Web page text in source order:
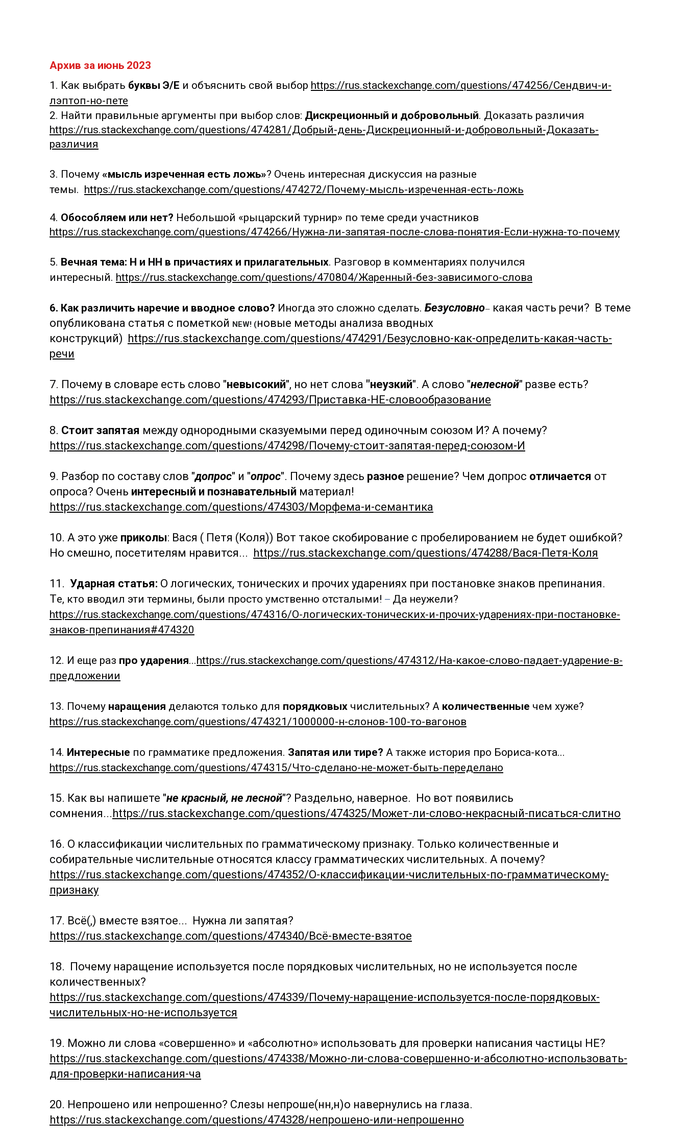
Архив за июнь 2023
1. Как выбрать буквы Э/Е и объяснить свой выбор https://rus.stackexchange.com/questions/474256/Сендвич-и-
лэптоп-но-пете
2. Найти правильные аргументы при выбор слов: Дискреционный и добровольный. Доказать различия
https://rus.stackexchange.com/questions/474281/Добрый-день-Дискреционный-и-добровольный-Доказать-
различия
3. Почему «мысль изреченная есть ложь»? Очень интересная дискуссия на разные
темы. https://rus.stackexchange.com/questions/474272/Почему-мысль-изреченная-есть-ложь
4. Обособляем или нет? Небольшой «рыцарский турнир» по теме среди участников
https://rus.stackexchange.com/questions/474266/Нужна-ли-запятая-после-слова-понятия-Если-нужна-то-почему
5. Вечная тема: Н и НН в причастиях и прилагательных. Разговор в комментариях получился
интересный. https://rus.stackexchange.com/questions/470804/Жаренный-без-зависимого-слова
6. Как различить наречие и вводное слово? Иногда это сложно сделать. Безусловно— какая часть речи? В теме
опубликована статья с пометкой NEW! (новые методы анализа вводных
конструкций) https://rus.stackexchange.com/questions/474291/Безусловно-как-определить-какая-часть-
речи
7. Почему в словаре есть слово "невысокий", но нет слова "неузкий". А слово "нелесной" разве есть?
https://rus.stackexchange.com/questions/474293/Приставка-НЕ-словообразование
8. Стоит запятая между однородными сказуемыми перед одиночным союзом И? А почему?
https://rus.stackexchange.com/questions/474298/Почему-стоит-запятая-перед-союзом-И
9. Разбор по составу слов "допрос" и "опрос". Почему здесь разное решение? Чем допрос отличается от
опроса? Очень интересный и познавательный материал!
https://rus.stackexchange.com/questions/474303/Морфема-и-семантика
10. А это уже приколы: Вася ( Петя (Коля)) Вот такое скобирование с пробелированием не будет ошибкой?
Но смешно, посетителям нравится... https://rus.stackexchange.com/questions/474288/Вася-Петя-Коля
11. Ударная статья: О логических, тонических и прочих ударениях при постановке знаков препинания.
Те, кто вводил эти термины, были просто умственно отсталыми! — Да неужели?
https://rus.stackexchange.com/questions/474316/О-логических-тонических-и-прочих-ударениях-при-постановке-
знаков-препинания#474320
12. И еще раз про ударения...https://rus.stackexchange.com/questions/474312/На-какое-слово-падает-ударение-в-
предложении
13. Почему наращения делаются только для порядковых числительных? А количественные чем хуже?
https://rus.stackexchange.com/questions/474321/1000000-н-слонов-100-то-вагонов
14. Интересные по грамматике предложения. Запятая или тире? А также история про Бориса-кота...
https://rus.stackexchange.com/questions/474315/Что-сделано-не-может-быть-переделано
15. Как вы напишете "не красный, не лесной"? Раздельно, наверное. Но вот появились
сомнения...https://rus.stackexchange.com/questions/474325/Может-ли-слово-некрасный-писаться-слитно
16. О классификации числительных по грамматическому признаку. Только количественные и
собирательные числительные относятся классу грамматических числительных. А почему?
https://rus.stackexchange.com/questions/474352/О-классификации-числительных-по-грамматическому-
признаку
17. Всё(,) вместе взятое... Нужна ли запятая?
https://rus.stackexchange.com/questions/474340/Всё-вместе-взятое
18. Почему наращение используется после порядковых числительных, но не используется после
количественных?
https://rus.stackexchange.com/questions/474339/Почему-наращение-используется-после-порядковых-
числительных-но-не-используется
19. Можно ли слова «совершенно» и «абсолютно» использовать для проверки написания частицы НЕ?
https://rus.stackexchange.com/questions/474338/Можно-ли-слова-совершенно-и-абсолютно-использовать-
для-проверки-написания-ча
20. Непрошено или непрошенно? Слезы непроше(нн,н)о навернулись на глаза.
https://rus.stackexchange.com/questions/474328/непрошено-или-непрошенно